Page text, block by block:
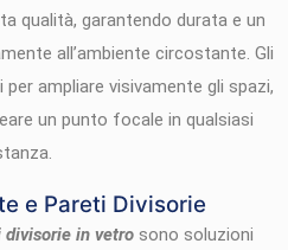
qualità, garantendo durata e un
all’ambiente circostante. Gli
ampliare visivamente gli spazi,
un punto focale in qualsiasi
e Pareti Divisorie
divisorie in vetrosono soluzioni